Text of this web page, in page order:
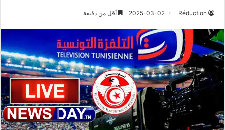
Réduction
2025-03-02 أقل من دقيقة